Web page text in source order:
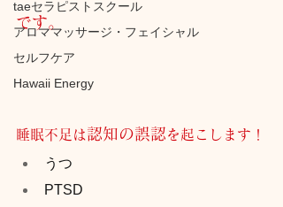
taeセラピストスクール
アロママッサージ・フェイシャル
セルフケア
Hawaii Energy
です。
睡眠不足は認知の誤認を起こします！
うつ
PTSD